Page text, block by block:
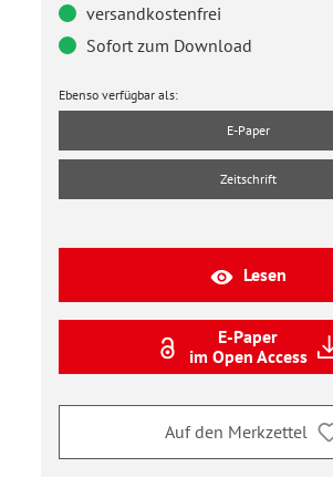
versandkostenfrei
Sofort zum Download
Ebenso verfügbar als:
E-Paper
Zeitschrift
Lesen
E-Paper
im Open Access
Auf den Merkzettel